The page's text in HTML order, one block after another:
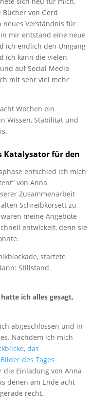
von Gerd
neues Verständnis für
mir entstand eine neue
ich endlich den Umgang
ich kann die vielen
auf Social Media
mit sehr viel mehr
Wochen ein
Wissen, Stabilität und
Katalysator für den
entschied ich mich
von Anna
Zusammenarbeit
Schreibkorsett zu
meine Angebote
entwickelt, denn sie
startete
Stillstand.
ich alles gesagt,
abgeschlossen und in
Nachdem ich mich
das
des Tages
Einladung von Anna
denen am Ende acht
recht.